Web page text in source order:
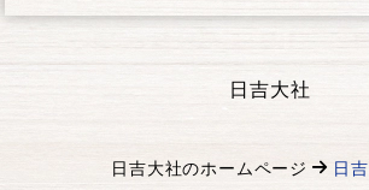
日吉大社
日吉大社のホームページ 日